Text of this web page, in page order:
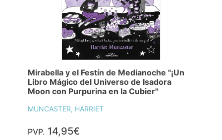
Mirabella y el Festín de Medianoche "¡Un
Libro Mágico del Universo de Isadora
Moon con Purpurina en la Cubier"
MUNCASTER, HARRIET
PVP. 14,95€